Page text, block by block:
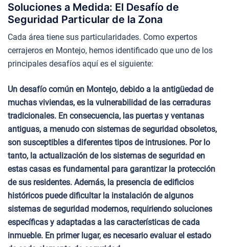
Soluciones a Medida: El Desafío de
Seguridad Particular de la Zona
Cada área tiene sus particularidades. Como expertos
cerrajeros en Montejo, hemos identificado que uno de los
principales desafíos aquí es el siguiente:
Un desafío común en Montejo, debido a la antigüedad de
muchas viviendas, es la vulnerabilidad de las cerraduras
tradicionales. En consecuencia, las puertas y ventanas
antiguas, a menudo con sistemas de seguridad obsoletos,
son susceptibles a diferentes tipos de intrusiones. Por lo
tanto, la actualización de los sistemas de seguridad en
estas casas es fundamental para garantizar la protección
de sus residentes. Además, la presencia de edificios
históricos puede dificultar la instalación de algunos
sistemas de seguridad modernos, requiriendo soluciones
específicas y adaptadas a las características de cada
inmueble. En primer lugar, es necesario evaluar el estado